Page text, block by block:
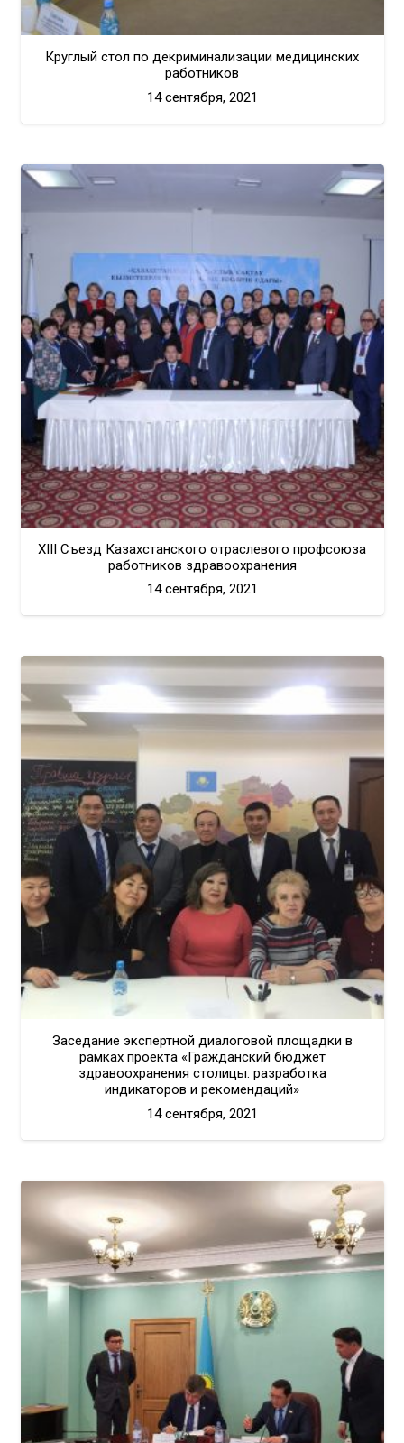
Круглый стол по декриминализации медицинских
работников
14 сентября, 2021
XIII Съезд Казахстанского отраслевого профсоюза
работников здравоохранения
14 сентября, 2021
Заседание экспертной диалоговой площадки в
рамках проекта «Гражданский бюджет
здравоохранения столицы: разработка
индикаторов и рекомендаций»
14 сентября, 2021